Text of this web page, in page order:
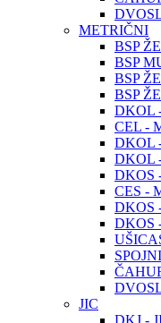
METRIČNI
BSP
BSP
BSP
BSP
DKOL
CEL -
DKOL
DKOL
DKOS
CES -
DKOS
DKOS
JIC
DKJ -